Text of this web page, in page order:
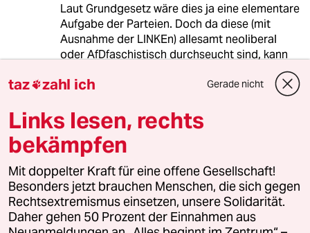
Laut Grundgesetz wäre dies ja eine elementare
Aufgabe der Parteien. Doch da diese (mit
Ausnahme der LINKEn) allesamt neoliberal
oder AfDfaschistisch durchseucht sind, kann
ein vom Neoliberalismus abkehrender Diskurs
mittels der Parteien nicht gelingen, was die
Parteipraxis und unsere neoliberalen Zeiten
eindrucksvoll belegen.
Wer also den Neoliberalismus überwinden will,
muss zunächst einen Weg finden, wie wir eine
konstruktiv-gedeihliche Diskussion in unserer
Gesellschaft hierüber ankurbeln können,
sodass die Behandlung dieses Themas als
ebenso wichtig erachtet wird, wie der
menschengemachte KLIMAWANDEL!!!!!!!!!!!!!!!!!!
taz zahl ich Gerade nicht
Links lesen, rechts
bekämpfen
Mit doppelter Kraft für eine offene Gesellschaft!
Besonders jetzt brauchen Menschen, die sich gegen
Rechtsextremismus einsetzen, unsere Solidarität.
Daher gehen 50 Prozent der Einnahmen aus